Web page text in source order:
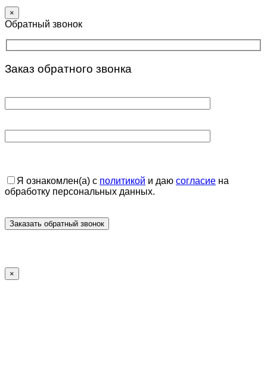
×
Обратный звонок
Заказ обратного звонка
Я ознакомлен(а) с политикой и даю согласие на
обработку персональных данных.
×